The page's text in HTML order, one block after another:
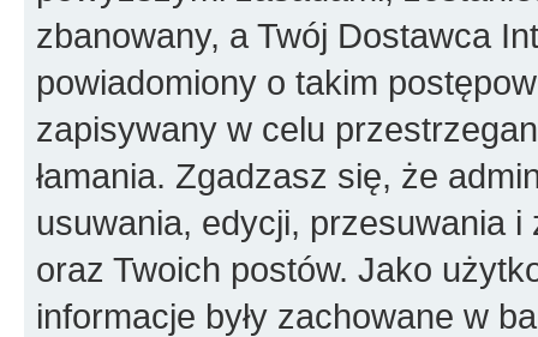
zbanowany, a Twój Dostawca
powiadomiony o takim
zapisywany w celu
łamania. Zgadzasz się, że
usuwania, edycji, przesuwania
oraz Twoich postów. Jako
informacje były zachowane w